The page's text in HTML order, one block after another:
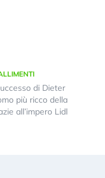
di Dieter
più ricco della
all’impero Lidl